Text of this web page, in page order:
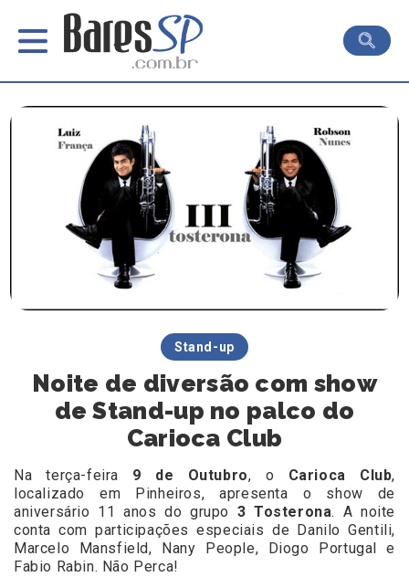
Stand-up
Noite de diversão com show
de Stand-up no palco do
Carioca Club
Na terça-feira 9 de Outubro, o Carioca Club,
localizado em Pinheiros, apresenta o show de
aniversário 11 anos do grupo 3 Tosterona. A noite
conta com participações especiais de Danilo Gentili,
Marcelo Mansfield, Nany People, Diogo Portugal e
Fabio Rabin. Não Perca!